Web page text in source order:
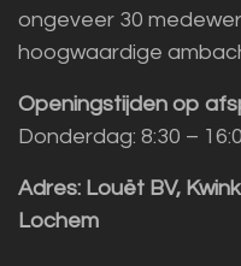
ongeveer 30
hoogwaardige
Openingstijden op
Donderdag: 8:30 –
Adres: Louët BV,
Lochem